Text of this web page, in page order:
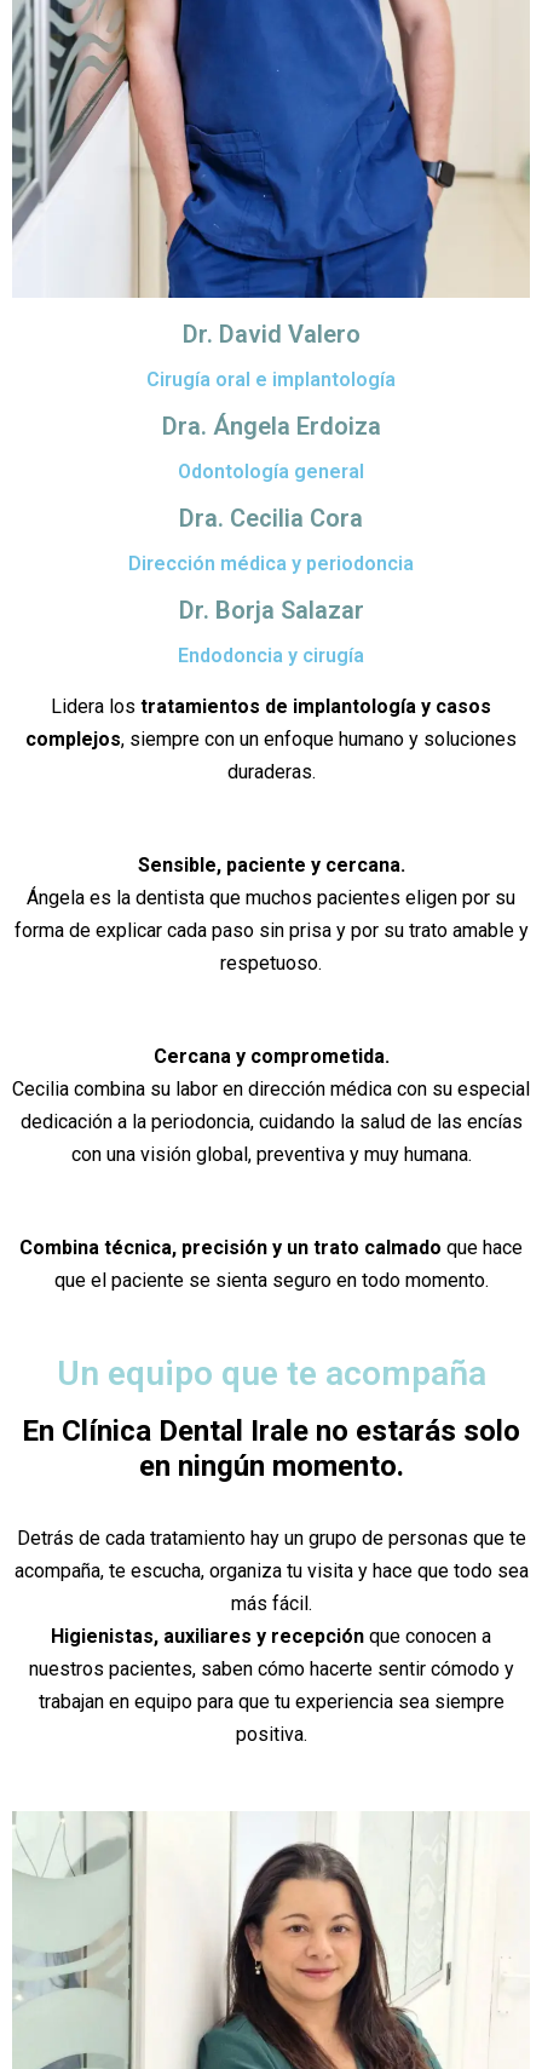
Dr. David Valero
Cirugía oral e implantología
Dra. Ángela Erdoiza
Odontología general
Dra. Cecilia Cora
Dirección médica y periodoncia
Dr. Borja Salazar
Endodoncia y cirugía
Lidera los tratamientos de implantología y casos
complejos, siempre con un enfoque humano y soluciones
duraderas.
Sensible, paciente y cercana.
Ángela es la dentista que muchos pacientes eligen por su
forma de explicar cada paso sin prisa y por su trato amable y
respetuoso.
Cercana y comprometida.
Cecilia combina su labor en dirección médica con su especial
dedicación a la periodoncia, cuidando la salud de las encías
con una visión global, preventiva y muy humana.
Combina técnica, precisión y un trato calmado que hace
que el paciente se sienta seguro en todo momento.
Un equipo que te acompaña
En Clínica Dental Irale no estarás solo
en ningún momento.
Detrás de cada tratamiento hay un grupo de personas que te
acompaña, te escucha, organiza tu visita y hace que todo sea
más fácil.
Higienistas, auxiliares y recepción que conocen a
nuestros pacientes, saben cómo hacerte sentir cómodo y
trabajan en equipo para que tu experiencia sea siempre
positiva.